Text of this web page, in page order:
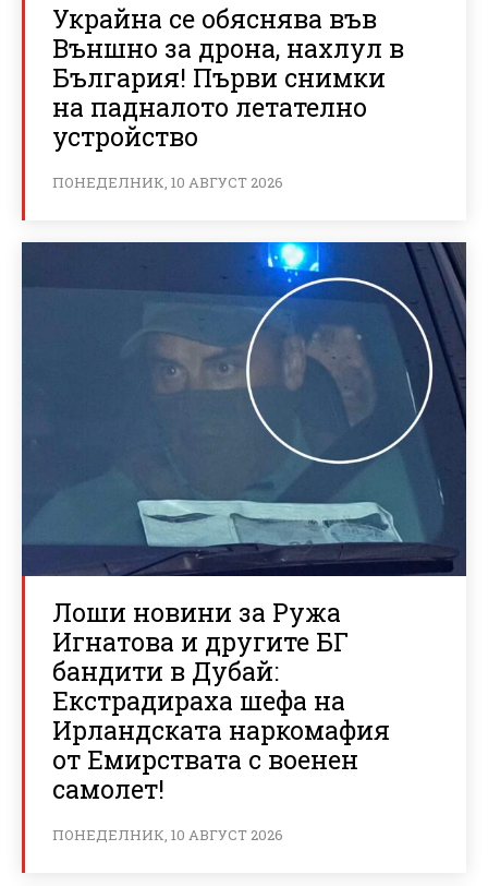
Украйна се обяснява във
Външно за дрона, нахлул в
България! Първи снимки
на падналото летателно
устройство
ПОНЕДЕЛНИК, 10 АВГУСТ 2026
Лоши новини за Ружа
Игнатова и другите БГ
бандити в Дубай:
Екстрадираха шефа на
Ирландската наркомафия
от Емирствата с военен
самолет!
ПОНЕДЕЛНИК, 10 АВГУСТ 2026